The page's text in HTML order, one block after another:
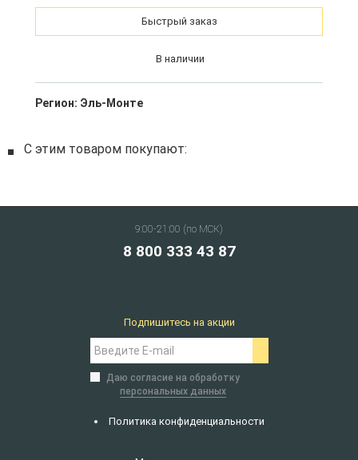
Быстрый заказ
В наличии
Регион: Эль-Монте
С этим товаром покупают:
9:00-21:00 (по МСК)
8 800 333 43 87
Политика конфиденциальности
Подпишитесь на акции
Даю согласие на обработку
персональных данных